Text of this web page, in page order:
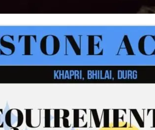
SUBSCRIBE NOW